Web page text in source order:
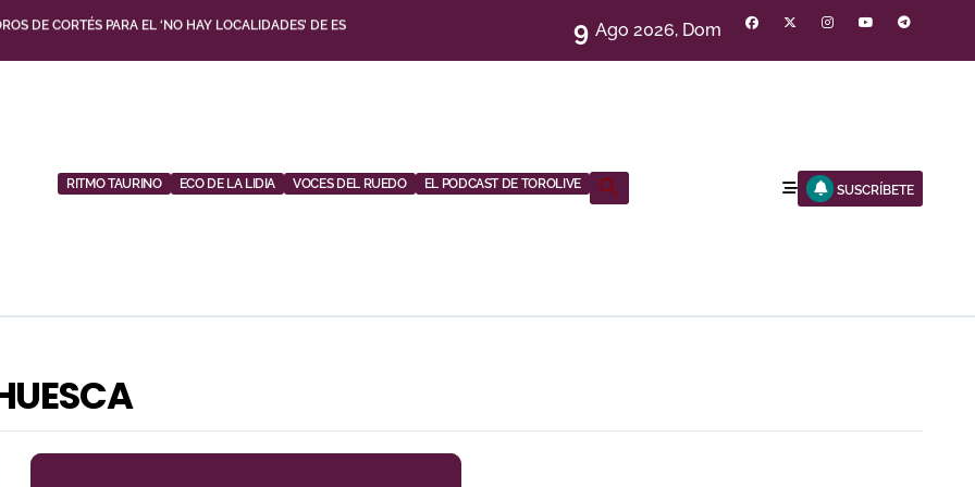
DEL CIRCUITO DE NOVILLADAS DE ANDALUCÍA EN MÁLAGA
JIMÉNEZ CERRARÁ LA TEMPORADA DE EL PUERTO
9 Ago 2026, Dom
RITMO TAURINO ECO DE LA LIDIA VOCES DEL RUEDO EL PODCAST DE TOROLIVE SUSCRÍBETE